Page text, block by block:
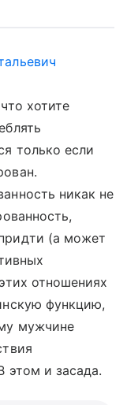
хотите
только если
никак не
(а может
отношениях
функцию,
мужчине
этом и засада.